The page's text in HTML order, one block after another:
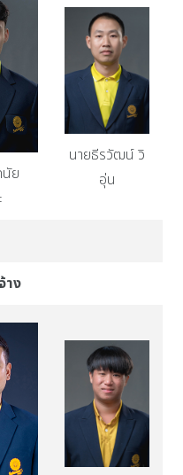
ย
นายธีรวัฒน์ วิ
อุ่น
าง